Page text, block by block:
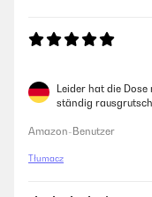
Leider hat die
ständig
Amazon-Benutzer
Tłumacz